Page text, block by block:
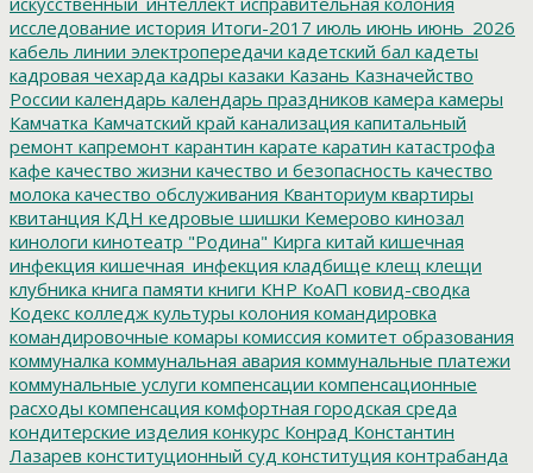
исследование история Итоги-2017 июль июнь июнь_2026
кабель линии электропередачи кадетский бал кадеты
кадровая чехарда кадры казаки Казань Казначейство
России календарь календарь праздников камера камеры
Камчатка Камчатский край канализация капитальный
ремонт капремонт карантин карате каратин катастрофа
кафе качество жизни качество и безопасность качество
молока качество обслуживания Кванториум квартиры
квитанция КДН кедровые шишки Кемерово кинозал
кинологи кинотеатр "Родина" Кирга китай кишечная
инфекция кишечная_инфекция кладбище клещ клещи
клубника книга памяти книги КНР КоАП ковид-сводка
Кодекс колледж культуры колония командировка
командировочные комары комиссия комитет образования
коммуналка коммунальная авария коммунальные платежи
коммунальные услуги компенсации компенсационные
расходы компенсация комфортная городская среда
кондитерские изделия конкурс Конрад Константин
Лазарев конституционный суд конституция контрабанда